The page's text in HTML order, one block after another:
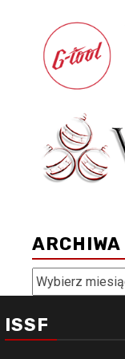
ARCHIWA
Archiwa
ISSF